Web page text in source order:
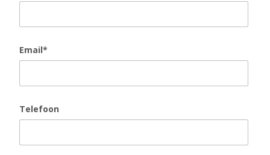
Email*
Telefoon